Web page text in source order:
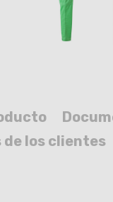
de los clientes